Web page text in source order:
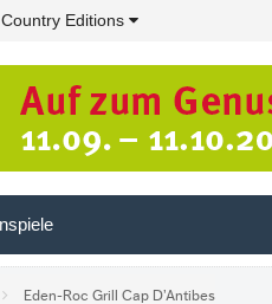
Country Editions
Eden-Roc Grill Cap D’Antibes